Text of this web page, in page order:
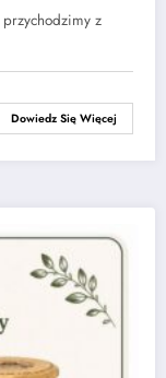
z
Dowiedz Się Więcej